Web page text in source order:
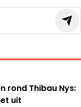
rond Thibau Nys:
uit